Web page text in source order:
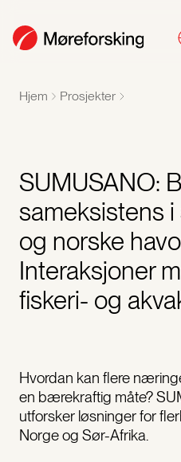
Hjem Prosjekter
SUMUSANO:
sameksistens
og norske
Interaksjoner
fiskeri- og
Hvordan kan flere
en bærekraftig måte?
utforsker løsninger for
Norge og Sør-Afrika.